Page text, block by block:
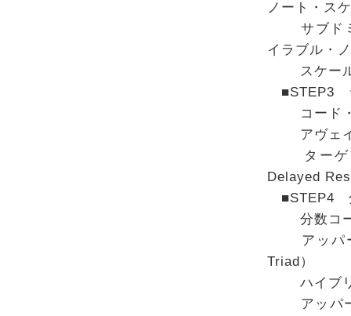
ノート・ス
サブドミ
イラブル・
スケール
■STEP3
コード・
アヴェイ
ターゲッ
Delayed
■STEP4
分数コー
アッパー
Triad）
ハイブリ
アッパー